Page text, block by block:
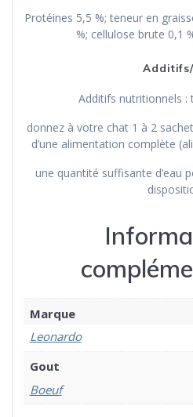
Protéines 5,5 %; teneur en
%; cellulose brute 0,1
Additifs nutritionnels :
donnez à votre chat 1 à 2
d’une alimentation complète
une quantité suffisante d’eau
Marque
Leonardo
Gout
Boeuf